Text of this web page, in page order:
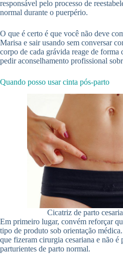
responsável pelo processo de
normal durante o puerpério.
O que é certo é que você não deve
Marisa e sair usando sem conversar
corpo de cada grávida reage de forma
pedir aconselhamento profissional
Quando posso usar cinta pós-parto
Cicatriz de parto
Em primeiro lugar, convém reforçar
tipo de produto sob orientação
que fizeram cirurgia cesariana e não é
parturientes de parto normal.